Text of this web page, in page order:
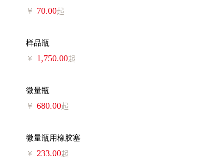
￥ 70.00起
样品瓶
￥ 1,750.00起
微量瓶
￥ 680.00起
微量瓶用橡胶塞
￥ 233.00起